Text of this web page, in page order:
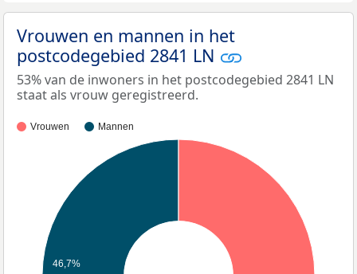
Vrouwen en mannen in het
postcodegebied 2841 LN
53% van de inwoners in het postcodegebied 2841 LN
staat als vrouw geregistreerd.
Vrouwen Mannen
46,7%